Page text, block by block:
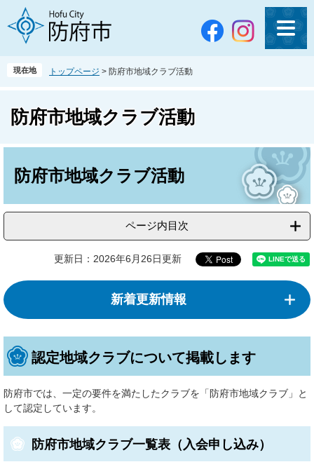
現在地 トップページ > 防府市地域クラブ活動
防府市地域クラブ活動
防府市地域クラブ活動
ページ内目次
更新日：2026年6月26日更新
新着更新情報
認定地域クラブについて掲載します
防府市では、一定の要件を満たしたクラブを「防府市地域クラブ」と
して認定しています。
防府市地域クラブ一覧表（入会申し込み）